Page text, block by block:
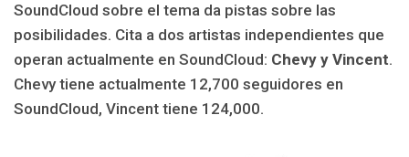
SoundCloud sobre el tema da pistas sobre las
posibilidades. Cita a dos artistas independientes que
operan actualmente en SoundCloud: Chevy y Vincent.
Chevy tiene actualmente 12,700 seguidores en
SoundCloud, Vincent tiene 124,000.